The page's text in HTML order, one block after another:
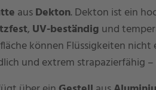
ausDekton. Dekton ist ein
, UV-beständig und
können Flüssigkeiten
und extrem strapazierfähig